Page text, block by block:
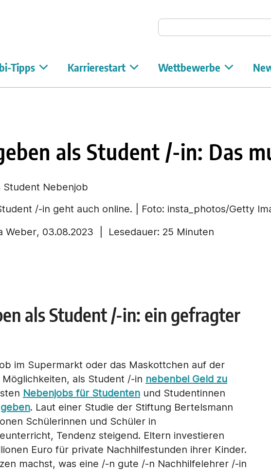
Auf Unicum suchen
Tipps Karrierestart Wettbewerbe
als Student /-in: Das
/-in geht auch online. | Foto: insta_photos/Getty
Weber, 03.08.2023 | Lesedauer: 25 Minuten
als Student /-in: ein gefragter
im Supermarkt oder das Maskottchen auf der
als Student /-in nebenbei Geld zu
Nebenjobs für Studenten und Studentinnen
. Laut einer Studie der Stiftung Bertelsmann
Schülerinnen und Schüler in
Tendenz steigend. Eltern investieren
Euro für private Nachhilfestunden ihrer Kinder.
machst, was eine /-n gute /-n Nachhilfelehrer /-in